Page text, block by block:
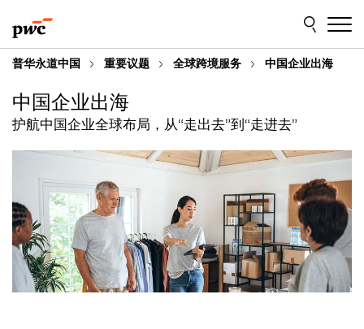
to
content
to
footer
普华永道中国 重要议题 全球跨境服务 中国企业出海
护航中国企业全球布局，从“走出去”到“走进去”
中国企业出海